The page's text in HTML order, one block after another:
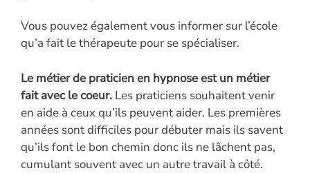
Vous pouvez également vous informer sur l’école
qu’a fait le thérapeute pour se spécialiser.
Le métier de praticien en hypnose est un métier
fait avec le coeur. Les praticiens souhaitent venir
en aide à ceux qu’ils peuvent aider. Les premières
années sont difficiles pour débuter mais ils savent
qu’ils font le bon chemin donc ils ne lâchent pas,
cumulant souvent avec un autre travail à côté.